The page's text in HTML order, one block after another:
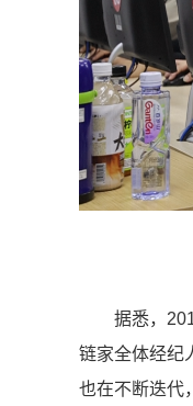
据悉，
链家全体经纪
也在不断迭代